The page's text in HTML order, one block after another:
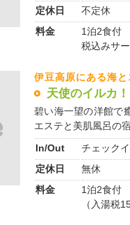
定休日
不定休
料金
1泊2食付
税込みサ
伊豆高原にある海
天使のイルカ！
碧い海一望の洋館で
エステと美肌風呂の
In/Out
チェック
定休日
無休
料金
1泊2食付
（入湯税